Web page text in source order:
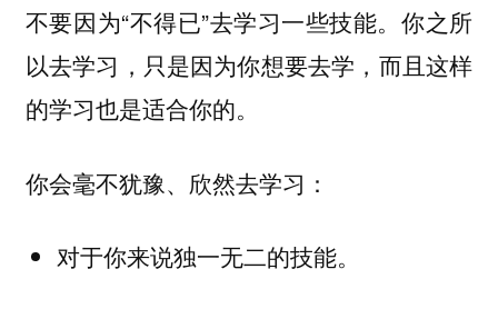
不要因为“不得已”去学习一些技能。你之所
以去学习，只是因为你想要去学，而且这样
的学习也是适合你的。
你会毫不犹豫、欣然去学习：
对于你来说独一无二的技能。